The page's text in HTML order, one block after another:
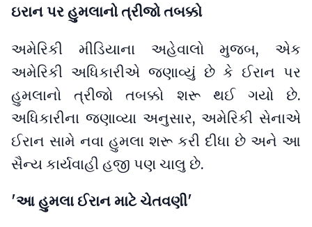
ઇરાન પર હુમલાનો ત્રીજો તબક્કો
અમેરિકી મીડિયાના અહેવાલો મુજબ, એક
અમેરિકી અધિકારીએ જણાવ્યું છે કે ઈરાન પર
હુમલાનો ત્રીજો તબક્કો શરૂ થઈ ગયો છે.
અધિકારીના જણાવ્યા અનુસાર, અમેરિકી સેનાએ
ઈરાન સામે નવા હુમલા શરૂ કરી દીધા છે અને આ
સૈન્ય કાર્યવાહી હજી પણ ચાલુ છે.
'આ હુમલા ઈરાન માટે ચેતવણી'